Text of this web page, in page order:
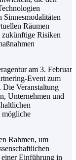
Sinnesmodalitäten
Räumen
zukünftige Risiken
am 3. Februar
Event zum
Veranstaltung
Unternehmen und
mögliche
Rahmen, um
einer Einführung in